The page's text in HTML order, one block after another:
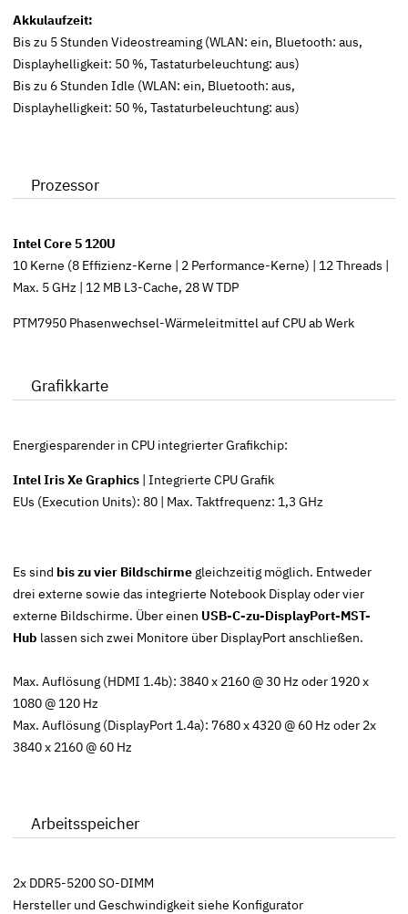
Akkulaufzeit:
Bis zu 5 Stunden Videostreaming (WLAN: ein, Bluetooth: aus,
Displayhelligkeit: 50 %, Tastaturbeleuchtung: aus)
Bis zu 6 Stunden Idle (WLAN: ein, Bluetooth: aus,
Displayhelligkeit: 50 %, Tastaturbeleuchtung: aus)
Prozessor
Intel Core 5 120U
10 Kerne (8 Effizienz-Kerne | 2 Performance-Kerne) | 12 Threads |
Max. 5 GHz | 12 MB L3-Cache, 28 W TDP
PTM7950 Phasenwechsel-Wärmeleitmittel auf CPU ab Werk
Grafikkarte
Energiesparender in CPU integrierter Grafikchip:
Intel Iris Xe Graphics | Integrierte CPU Grafik
EUs (Execution Units): 80 | Max. Taktfrequenz: 1,3 GHz
Es sind bis zu vier Bildschirme gleichzeitig möglich. Entweder
drei externe sowie das integrierte Notebook Display oder vier
externe Bildschirme. Über einen USB-C-zu-DisplayPort-MST-
Hub lassen sich zwei Monitore über DisplayPort anschließen.
Max. Auflösung (HDMI 1.4b): 3840 x 2160 @ 30 Hz oder 1920 x
1080 @ 120 Hz
Max. Auflösung (DisplayPort 1.4a): 7680 x 4320 @ 60 Hz oder 2x
3840 x 2160 @ 60 Hz
Arbeitsspeicher
2x DDR5-5200 SO-DIMM
Hersteller und Geschwindigkeit siehe Konfigurator